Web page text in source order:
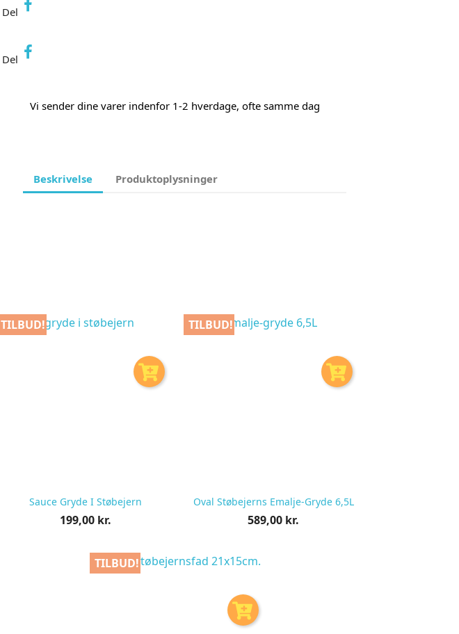
Del
Del
Vi sender dine varer indenfor 1-2 hverdage, ofte samme dag
Beskrivelse Produktoplysninger
Sauce Gryde I Støbejern
Pris
199,00 kr.
TILBUD!
Oval Støbejerns Emalje-Gryde 6,5L
Pris
589,00 kr.
TILBUD!
TILBUD!